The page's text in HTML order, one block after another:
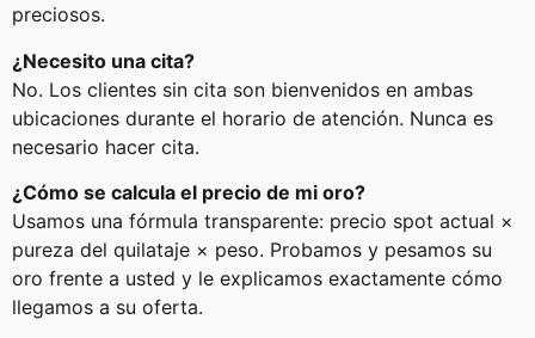
preciosos.
¿Necesito una cita?
No. Los clientes sin cita son bienvenidos en ambas
ubicaciones durante el horario de atención. Nunca es
necesario hacer cita.
¿Cómo se calcula el precio de mi oro?
Usamos una fórmula transparente: precio spot actual ×
pureza del quilataje × peso. Probamos y pesamos su
oro frente a usted y le explicamos exactamente cómo
llegamos a su oferta.